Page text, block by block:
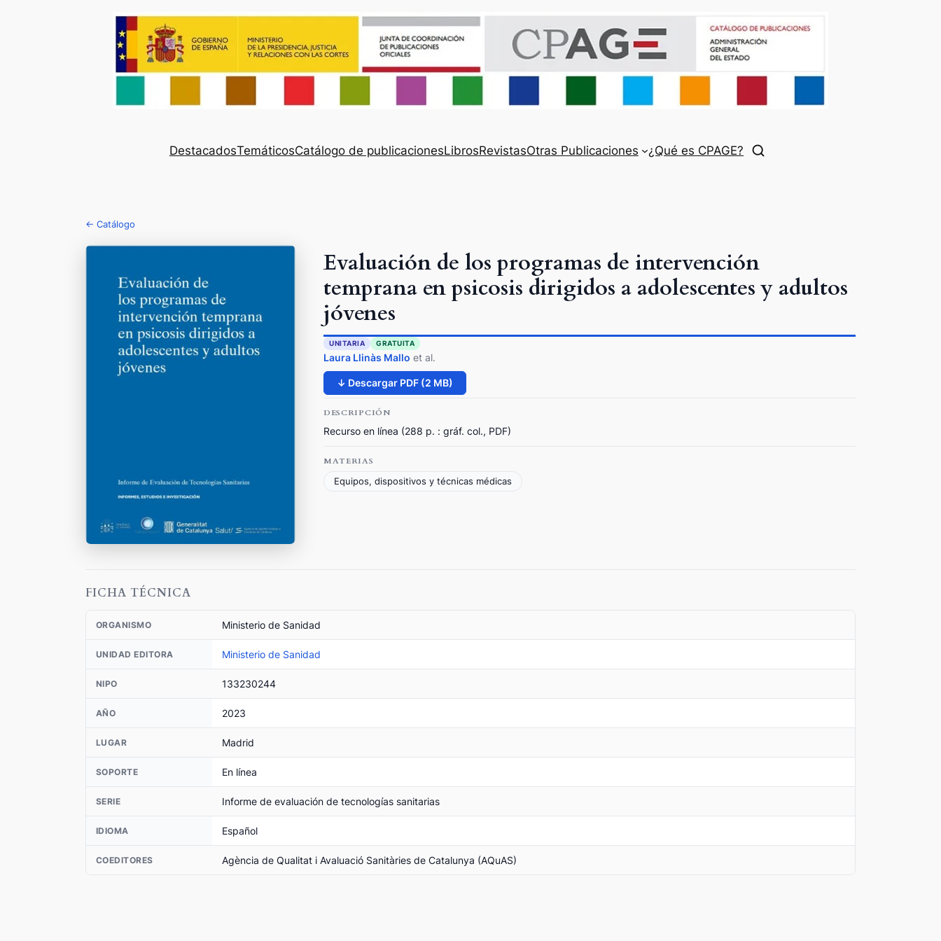
DestacadosTemáticosCatálogo de publicacionesLibrosRevistasOtras Publicaciones ¿Qué es CPAGE?
← Catálogo
Evaluación de los programas de intervención
temprana en psicosis dirigidos a adolescentes y adultos
jóvenes
UNITARIA GRATUITA
Laura Llinàs Mallo et al.
↓ Descargar PDF (2 MB)
DESCRIPCIÓN
Recurso en línea (288 p. : gráf. col., PDF)
MATERIAS
Equipos, dispositivos y técnicas médicas
FICHA TÉCNICA
ORGANISMO Ministerio de Sanidad
UNIDAD EDITORA Ministerio de Sanidad
NIPO 133230244
AÑO 2023
LUGAR Madrid
SOPORTE En línea
SERIE Informe de evaluación de tecnologías sanitarias
IDIOMA Español
COEDITORES Agència de Qualitat i Avaluació Sanitàries de Catalunya (AQuAS)